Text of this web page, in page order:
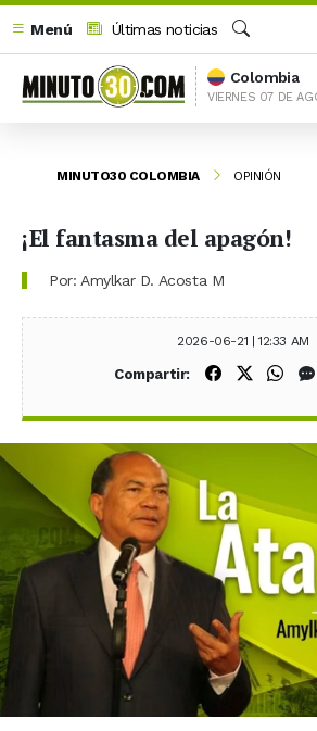
Menú
Últimas noticias
Buscar
Colombia
VIERNES 07 DE
MINUTO30 COLOMBIA OPINIÓN
¡El fantasma del apagón!
Por: Amylkar D. Acosta M
2026-06-21 | 12:33 AM
Compartir: Compartir